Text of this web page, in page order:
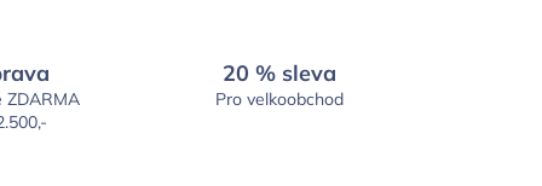
ZDARMA
20 % sleva
Pro velkoobchod